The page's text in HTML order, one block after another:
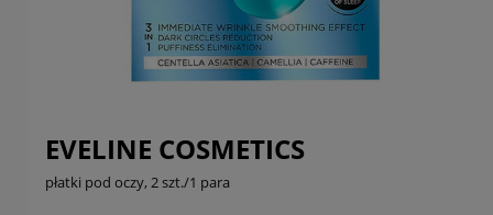
EVELINE COSMETICS
płatki pod oczy, 2 szt./1 para